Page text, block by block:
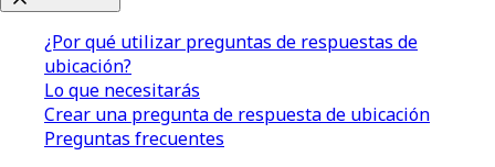
¿Por qué utilizar preguntas de respuestas de
ubicación?
Lo que necesitarás
Crear una pregunta de respuesta de ubicación
Preguntas frecuentes